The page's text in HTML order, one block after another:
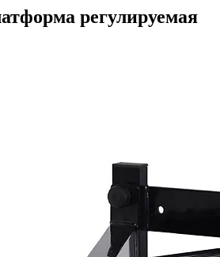
регулируемая